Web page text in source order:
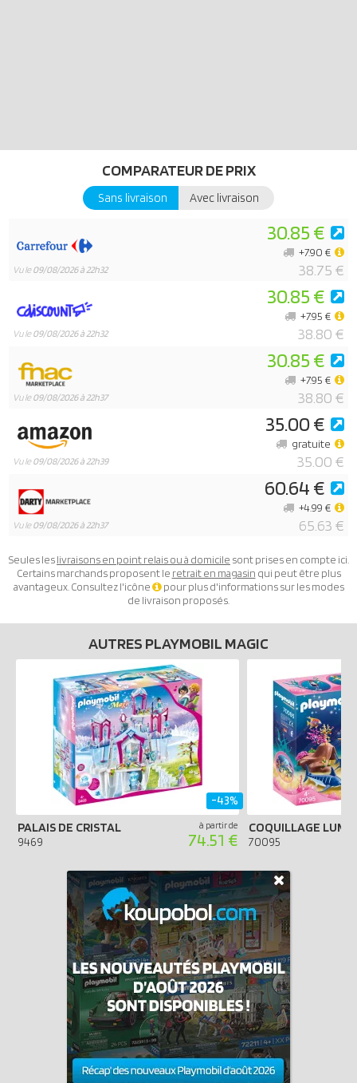
COMPARATEUR DE PRIX
Sans livraison Avec livraison
Vu le09/08/2026 à 22h32
30.85 €
38.75 €
+7.90 €
Vu le09/08/2026 à 22h32
30.85 €
38.80 €
+7.95 €
Vu le09/08/2026 à 22h37
30.85 €
38.80 €
+7.95 €
Vu le09/08/2026 à 22h39
35.00 €
35.00 €
gratuite
Vu le09/08/2026 à 22h37
60.64 €
65.63 €
+4.99 €
Seules leslivraisons en point relais ou à domicile sont prises en compte ici.
Certains marchands proposent le retrait en magasin qui peut être plus
avantageux. Consultez l'icône
pour plus d'informations sur les modes
de livraison proposés.
AUTRES PLAYMOBIL MAGIC
PALAIS DE CRISTAL
9469
à partir de
74.51 €
-43%
70095